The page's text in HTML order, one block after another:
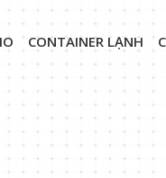
CONTAINER LẠNH